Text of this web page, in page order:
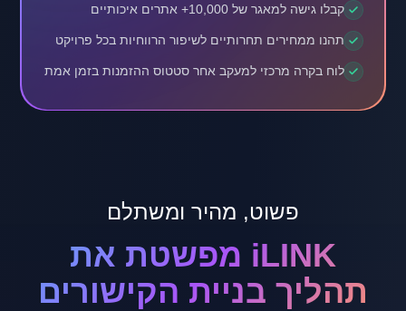
קבלו גישה למאגר של 10,000+ אתרים איכותיים
תהנו ממחירים תחרותיים לשיפור הרווחיות בכל פרויקט
לוח בקרה מרכזי למעקב אחר סטטוס ההזמנות בזמן אמת
פשוט, מהיר ומשתלם
iLINK מפשטת את
תהליך בניית הקישורים